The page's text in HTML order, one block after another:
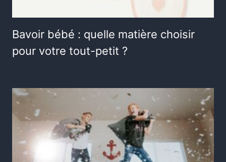
Bavoir bébé : quelle matière choisir
pour votre tout-petit ?